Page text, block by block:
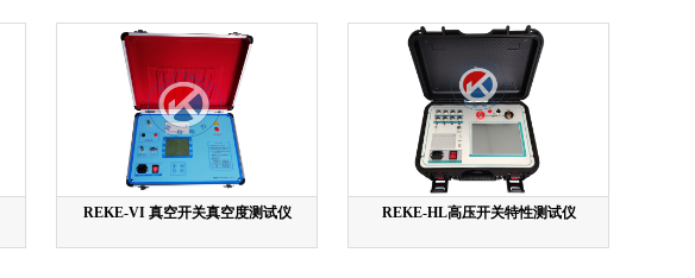
REKE-VI 真空开关真空度测试仪 REKE-HL高压开关特性测试仪